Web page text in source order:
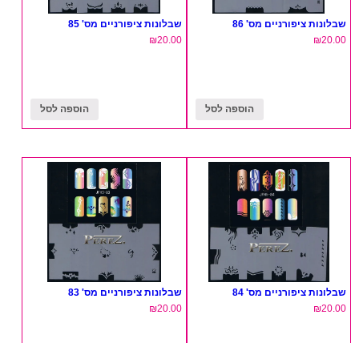
שבלונות ציפורניים מס' 86
₪20.00
הוספה לסל
שבלונות ציפורניים מס' 85
₪20.00
הוספה לסל
שבלונות ציפורניים מס' 84
₪20.00
שבלונות ציפורניים מס' 83
₪20.00